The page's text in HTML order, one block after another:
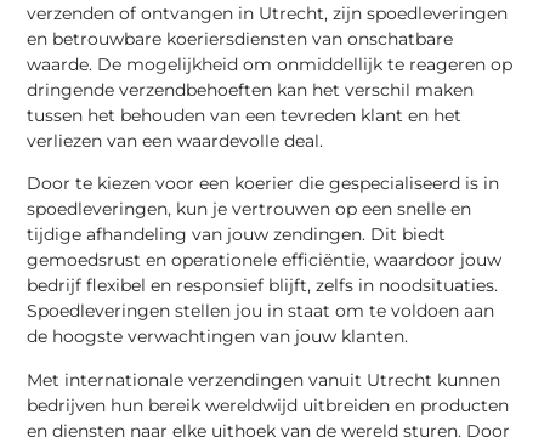
verzenden of ontvangen in Utrecht, zijn spoedleveringen
en betrouwbare koeriersdiensten van onschatbare
waarde. De mogelijkheid om onmiddellijk te reageren op
dringende verzendbehoeften kan het verschil maken
tussen het behouden van een tevreden klant en het
verliezen van een waardevolle deal.
Door te kiezen voor een koerier die gespecialiseerd is in
spoedleveringen, kun je vertrouwen op een snelle en
tijdige afhandeling van jouw zendingen. Dit biedt
gemoedsrust en operationele efficiëntie, waardoor jouw
bedrijf flexibel en responsief blijft, zelfs in noodsituaties.
Spoedleveringen stellen jou in staat om te voldoen aan
de hoogste verwachtingen van jouw klanten.
Met internationale verzendingen vanuit Utrecht kunnen
bedrijven hun bereik wereldwijd uitbreiden en producten
en diensten naar elke uithoek van de wereld sturen. Door